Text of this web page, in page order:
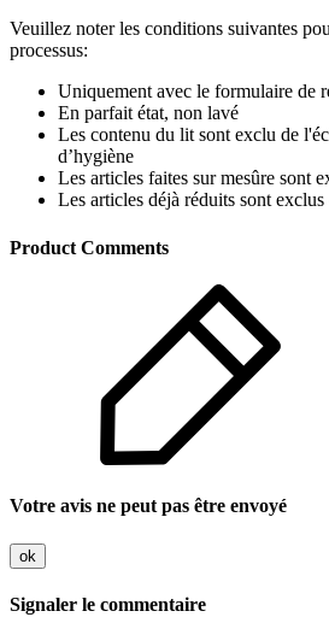
Veuillez noter les conditions suivantes
processus:
Uniquement avec le formulaire de
En parfait état, non lavé
Les contenu du lit sont exclu de
d’hygiène
Les articles faites sur mesûre sont
Les articles déjà réduits sont exclus
Product Comments
Votre avis ne peut pas être envoyé
ok
Signaler le commentaire